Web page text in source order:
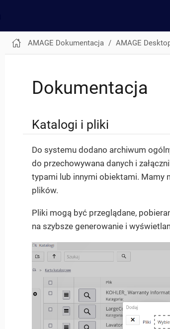
AMAGE Dokumentacja AMAGE
Dokumentacja
Katalogi i pliki
Do systemu dodano archiwum
do przechowywana danych i
typami lub innymi obiektami. Mamy
plików.
Pliki mogą być przeglądane,
na szybsze generowanie i